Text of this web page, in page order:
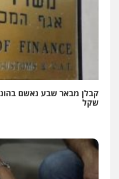
שקל